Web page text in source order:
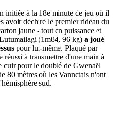
initiée à la 18e minute de jeu où il
avoir déchiré le premier rideau du
jaune - tout en puissance et
Lutumailagi (1m84, 96 kg) a joué
pour lui-même. Plaqué par
à transmettre d'une main à
cuir pour le doublé de Gwenaël
80 mètres où les Vannetais n'ont
sud.